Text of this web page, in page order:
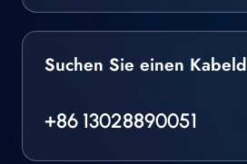
Suchen Sie einen
+86 13028890051